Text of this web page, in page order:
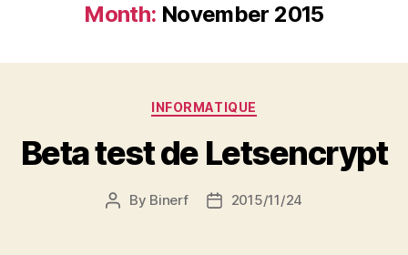
Month: November 2015
Categories
INFORMATIQUE
Beta test de Letsencrypt
Post
By Binerf
Post2015/11/24